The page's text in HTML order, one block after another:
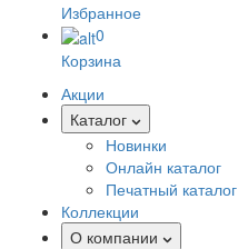
Избранное
0
Корзина
Акции
Каталог
Новинки
Онлайн каталог
Печатный каталог
Коллекции
О компании